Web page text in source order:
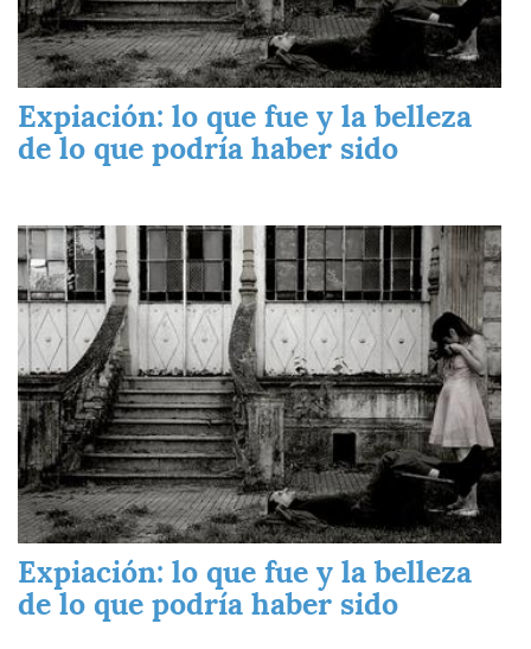
Expiación: lo que fue y la belleza
de lo que podría haber sido
Imagen
Expiación: lo que fue y la belleza
de lo que podría haber sido